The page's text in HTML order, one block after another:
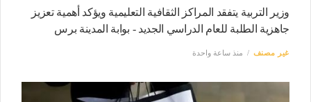
وزير التربية يتفقد المراكز الثقافية التعليمية ويؤكد أهمية تعزيز
جاهزية الطلبة للعام الدراسي الجديد - بوابة المدينة برس
غير مصنف منذ ساعة واحدة